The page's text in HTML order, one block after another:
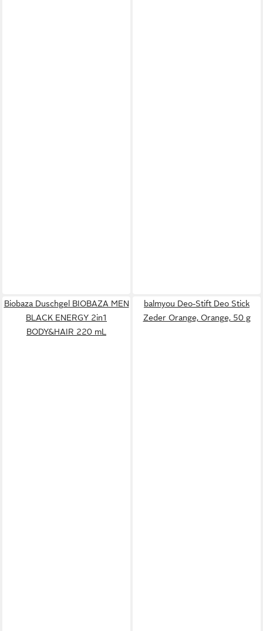
Biobaza Duschgel BIOBAZA MEN
BLACK ENERGY 2in1
BODY&HAIR 220 mL
balmyou Deo-Stift Deo Stick
Zeder Orange, Orange, 50 g